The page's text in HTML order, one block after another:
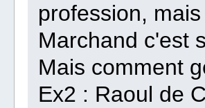
profession,
Marchand c'est
Mais comment
Ex2 : Raoul de